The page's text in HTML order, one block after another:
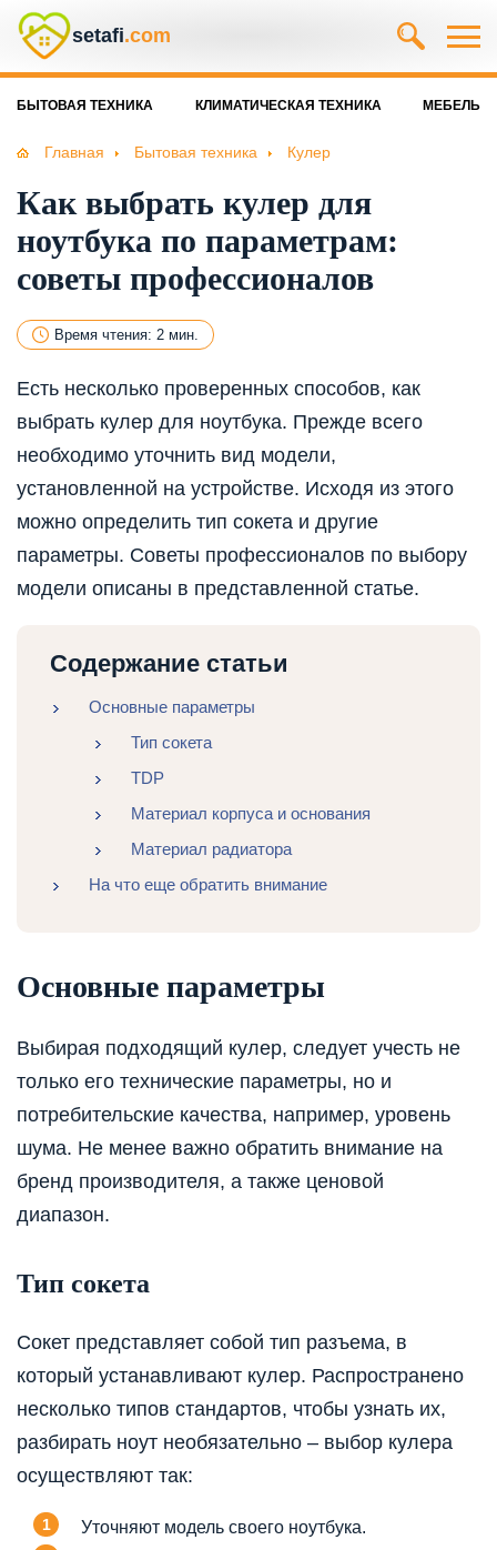
setafi.com
БЫТОВАЯ ТЕХНИКА КЛИМАТИЧЕСКАЯ ТЕХНИКА МЕБЕЛЬ
Главная Бытовая техника Кулер
Как выбрать кулер для
ноутбука по параметрам:
советы профессионалов
Время чтения: 2 мин.
Есть несколько проверенных способов, как
выбрать кулер для ноутбука. Прежде всего
необходимо уточнить вид модели,
установленной на устройстве. Исходя из этого
можно определить тип сокета и другие
параметры. Советы профессионалов по выбору
модели описаны в представленной статье.
Содержание статьи
Основные параметры
Тип сокета
TDP
Материал корпуса и основания
Материал радиатора
На что еще обратить внимание
Основные параметры
Выбирая подходящий кулер, следует учесть не
только его технические параметры, но и
потребительские качества, например, уровень
шума. Не менее важно обратить внимание на
бренд производителя, а также ценовой
диапазон.
Тип сокета
Сокет представляет собой тип разъема, в
который устанавливают кулер. Распространено
несколько типов стандартов, чтобы узнать их,
разбирать ноут необязательно – выбор кулера
осуществляют так:
Уточняют модель своего ноутбука.